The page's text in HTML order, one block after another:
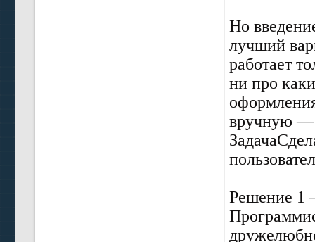
Но
лучший
работает
ни про
вручную —
Решение 1